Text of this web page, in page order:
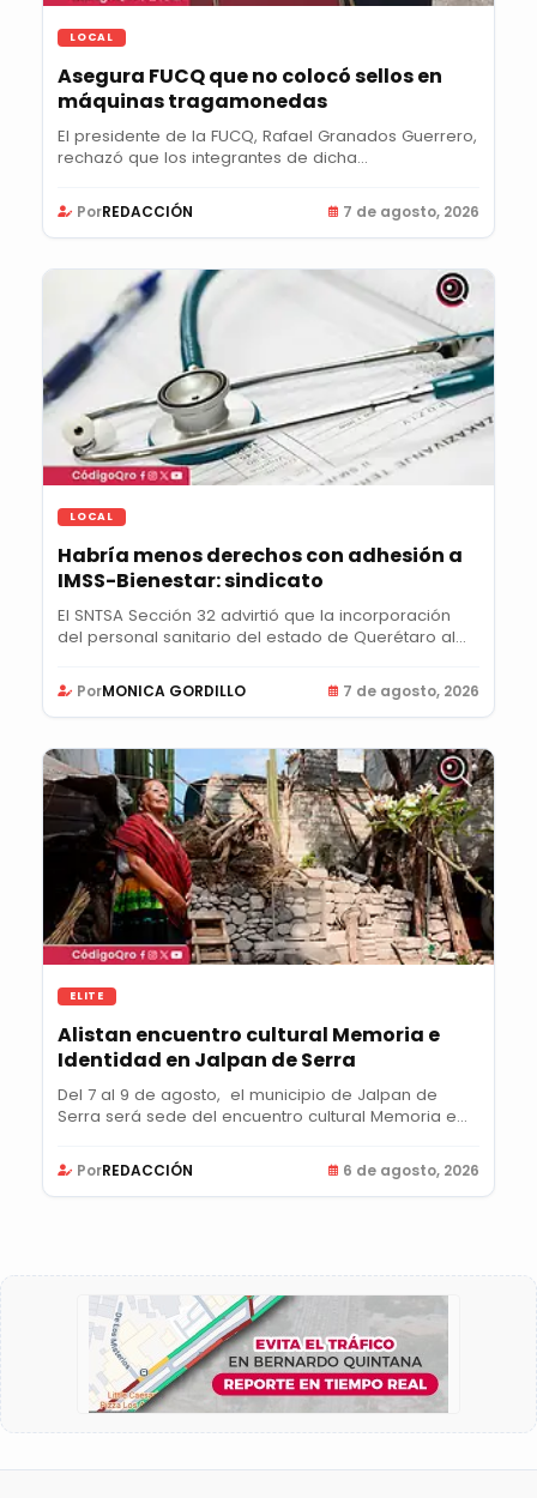
LOCAL
Asegura FUCQ que no colocó sellos en
máquinas tragamonedas
El presidente de la FUCQ, Rafael Granados Guerrero,
rechazó que los integrantes de dicha...
PorREDACCIÓN 7 de agosto, 2026
LOCAL
Habría menos derechos con adhesión a
IMSS-Bienestar: sindicato
El SNTSA Sección 32 advirtió que la incorporación
del personal sanitario del estado de Querétaro al...
PorMONICA GORDILLO 7 de agosto, 2026
ELITE
Alistan encuentro cultural Memoria e
Identidad en Jalpan de Serra
Del 7 al 9 de agosto, el municipio de Jalpan de
Serra será sede del encuentro cultural Memoria e...
PorREDACCIÓN 6 de agosto, 2026